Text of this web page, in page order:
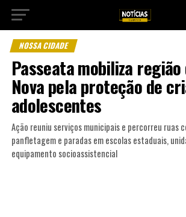
NOSSA CIDADE
Passeata mobiliza região
Nova pela proteção de
adolescentes
Ação reuniu serviços municipais e percorreu ruas
panfletagem e paradas em escolas estaduais,
equipamento socioassistencial